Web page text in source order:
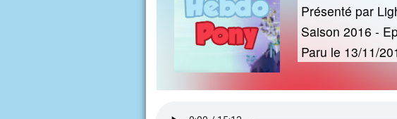
Présenté par
Saison 2016 -
Paru le 13/11/